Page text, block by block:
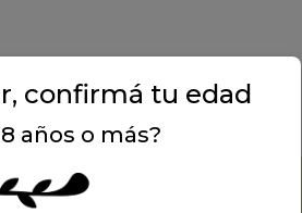
DONDE ESTAMOS
confirmá tu edad
años o más?